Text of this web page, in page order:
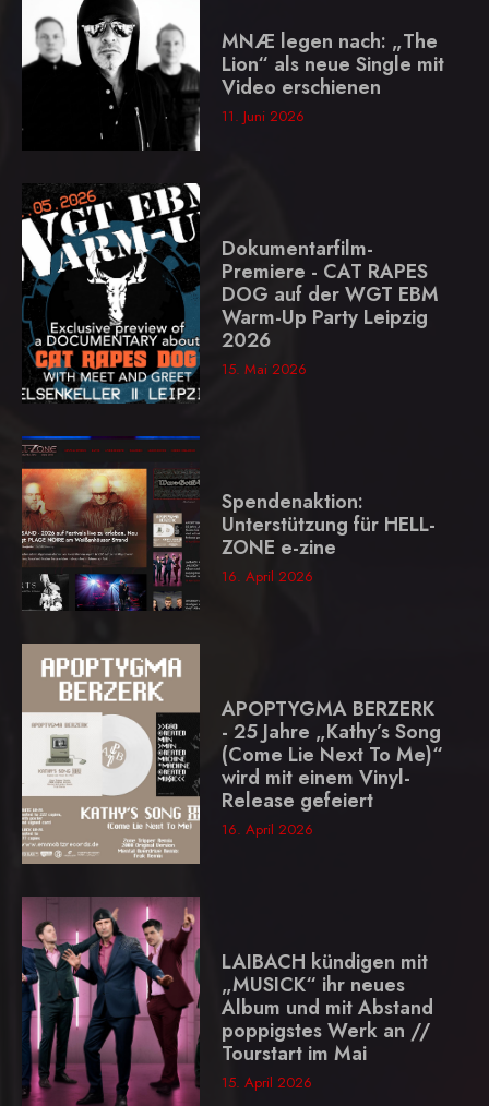
MNÆ legen nach: „The
Lion“ als neue Single mit
Video erschienen
11. Juni 2026
Dokumentarfilm-
Premiere - CAT RAPES
DOG auf der WGT EBM
Warm-Up Party Leipzig
2026
15. Mai 2026
Spendenaktion:
Unterstützung für HELL-
ZONE e-zine
16. April 2026
APOPTYGMA BERZERK
- 25 Jahre „Kathy’s Song
(Come Lie Next To Me)“
wird mit einem Vinyl-
Release gefeiert
16. April 2026
LAIBACH kündigen mit
„MUSICK“ ihr neues
Album und mit Abstand
poppigstes Werk an //
Tourstart im Mai
15. April 2026